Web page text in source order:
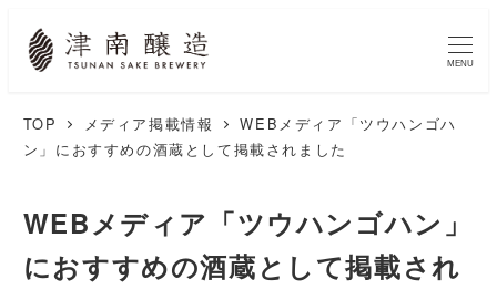
MENU
TOP メディア掲載情報
WEBメディア「ツウハンゴハ
ン」におすすめの酒蔵として掲載されました
WEBメディア「ツウハンゴハン」
におすすめの酒蔵として掲載され